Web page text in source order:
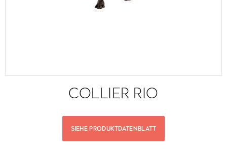
COLLIER RIO
SIEHE PRODUKTDATENBLATT